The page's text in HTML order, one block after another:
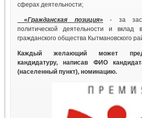
сферах деятельности;
«Гражданская позиция» - за
политической деятельности и вклад
гражданского общества Кытмановского
Каждый желающий может
кандидатуру, написав ФИО
(населенный пункт), номинацию.